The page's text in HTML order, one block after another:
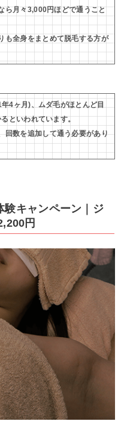
ら月々3,000円ほどで通うこと
も全身をまとめて脱毛する方が
4ヶ月)、ムダ毛がほとんど目
といわれています。
回数を追加して通う必要があり
験キャンペーン｜ジ
円